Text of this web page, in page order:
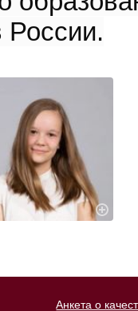
России.
Анкета о